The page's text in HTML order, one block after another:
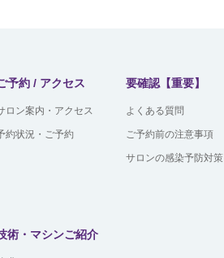
予約 / アクセス
ロン案内・アクセス
約状況・ご予約
要確認【重要】
よくある質問
ご予約前の注意事項
サロンの感染予防対策
術・マシンご紹介